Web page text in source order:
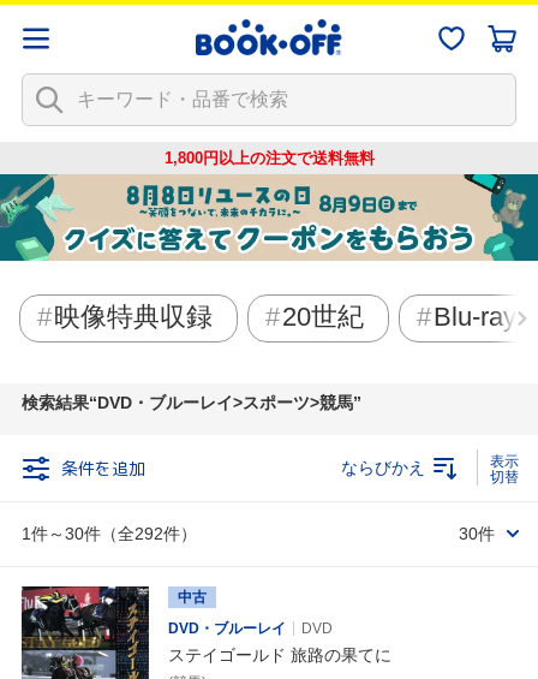
1,800円以上の注文で送料無料
映像特典収録 20世紀 Blu-ray
検索結果 DVD・ブルーレイ>スポーツ>競馬
条件を追加
1件～30件（全292件）
ならびかえ
30件
中古
DVD・ブルーレイ
DVD
ステイゴールド 旅路の果てに